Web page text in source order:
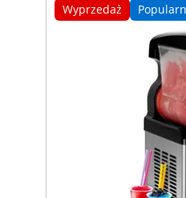
Wyprzedaż